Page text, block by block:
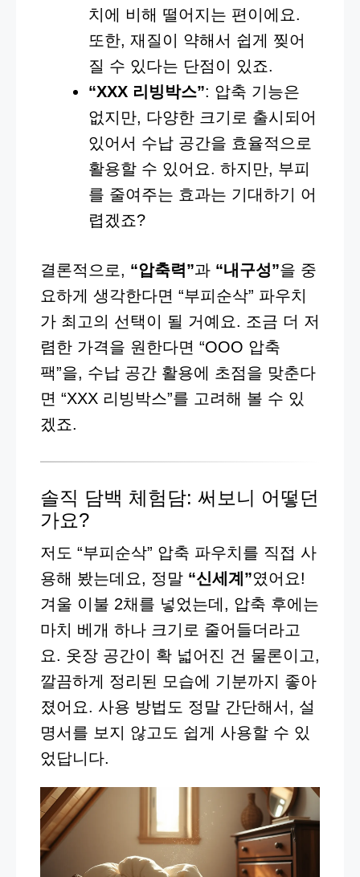
치에 비해 떨어지는 편이에요.
또한, 재질이 약해서 쉽게 찢어
질 수 있다는 단점이 있죠.
“XXX 리빙박스”: 압축 기능은
없지만, 다양한 크기로 출시되어
있어서 수납 공간을 효율적으로
활용할 수 있어요. 하지만, 부피
를 줄여주는 효과는 기대하기 어
렵겠죠?
결론적으로, “압축력”과 “내구성”을 중
요하게 생각한다면 “부피순삭” 파우치
가 최고의 선택이 될 거예요. 조금 더 저
렴한 가격을 원한다면 “OOO 압축
팩”을, 수납 공간 활용에 초점을 맞춘다
면 “XXX 리빙박스”를 고려해 볼 수 있
겠죠.
솔직 담백 체험담: 써보니 어떻던
가요?
저도 “부피순삭” 압축 파우치를 직접 사
용해 봤는데요, 정말 “신세계”였어요!
겨울 이불 2채를 넣었는데, 압축 후에는
마치 베개 하나 크기로 줄어들더라고
요. 옷장 공간이 확 넓어진 건 물론이고,
깔끔하게 정리된 모습에 기분까지 좋아
졌어요. 사용 방법도 정말 간단해서, 설
명서를 보지 않고도 쉽게 사용할 수 있
었답니다.